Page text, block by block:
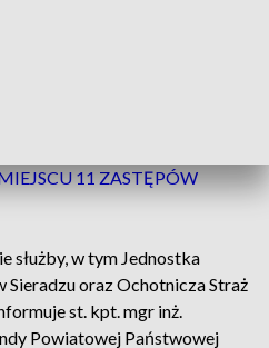
11 ZASTĘPÓW
służby, w tym Jednostka
Sieradzu oraz Ochotnicza Straż
st. kpt. mgr inż.
Powiatowej Państwowej